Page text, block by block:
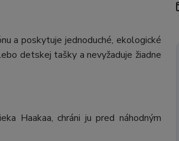
a poskytuje jednoduché, ekologické
detskej tašky a nevyžaduje žiadne
Haakaa, chráni ju pred náhodným